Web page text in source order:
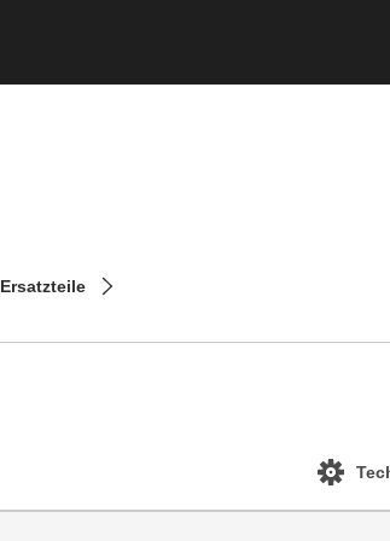
Ersatzteile